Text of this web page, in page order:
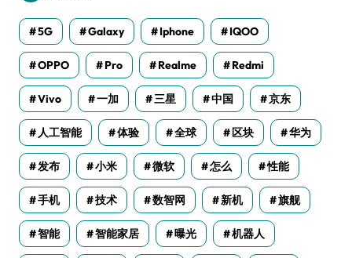
5G Galaxy Iphone IQOO
OPPO Pro Realme Redmi
Vivo 一加 三星 中国 京东
人工智能 体验 全球 区块 华为
发布 小米 微软 怎么 性能
手机 技术 数智网 新机 旗舰
智能 智能家居 曝光 机器人